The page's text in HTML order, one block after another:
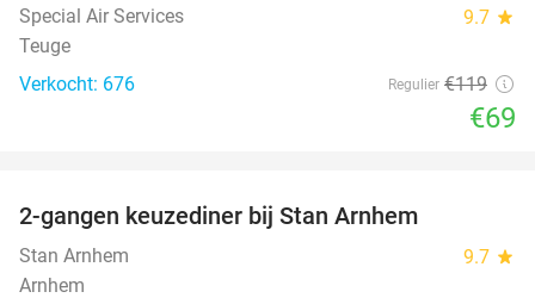
Special Air Services 9.7 star
Teuge
Verkocht: 676
Regulier €119
€69
2-gangen keuzediner bij Stan Arnhem
Stan Arnhem 9.7 star
Arnhem